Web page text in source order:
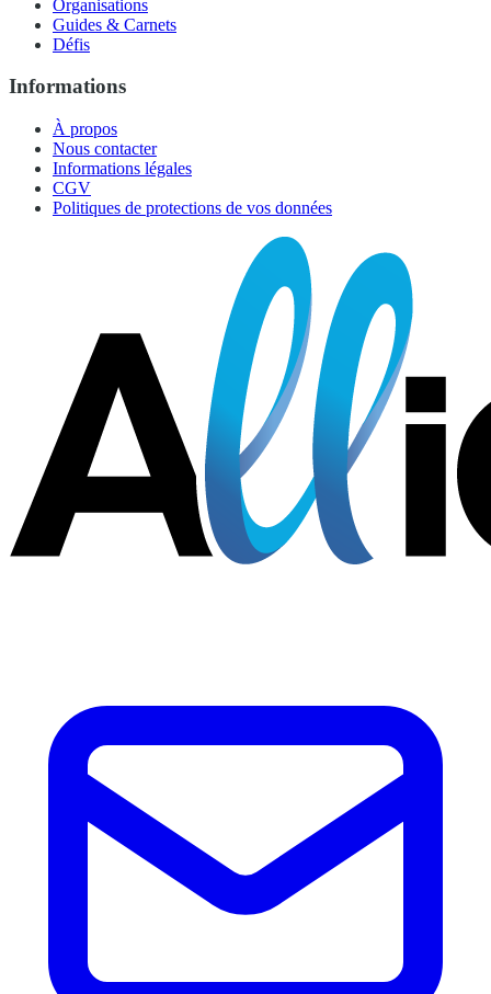
Organisations
Guides & Carnets
Défis
Informations
À propos
Nous contacter
Informations légales
CGV
Politiques de protections de vos données